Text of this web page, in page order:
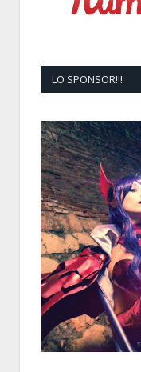
LO SPONSOR!!!